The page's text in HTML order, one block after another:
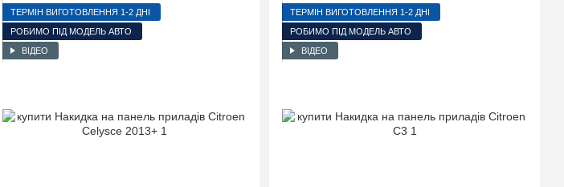
ТЕРМІН ВИГОТОВЛЕННЯ 1-2 ДНІ
РОБИМО ПІД МОДЕЛЬ АВТО
ВІДЕО
ТЕРМІН ВИГОТОВЛЕННЯ 1-2 ДНІ
РОБИМО ПІД МОДЕЛЬ АВТО
ВІДЕО